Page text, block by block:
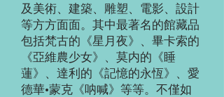
及美術、建築、雕塑、電影、設計
等方方面面。其中最著名的館藏品
包括梵古的《星月夜》、畢卡索的
《亞維農少女》、莫内的《睡
蓮》、達利的《記憶的永恆》、愛
德華•蒙克《呐喊》等等。不僅如